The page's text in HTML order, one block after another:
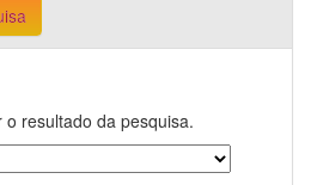
resultado da pesquisa.